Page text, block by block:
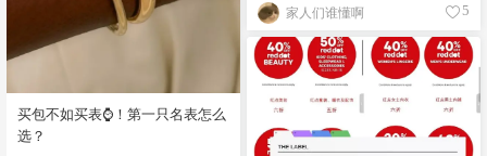
买包不如买表⌚️！第一只名表怎么
选？
家人们谁懂啊 5